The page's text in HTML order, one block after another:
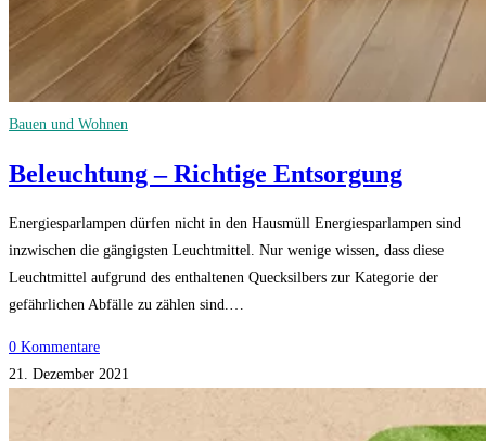
Bauen und Wohnen
Beleuchtung – Richtige Entsorgung
Energiesparlampen dürfen nicht in den Hausmüll Energiesparlampen sind
inzwischen die gängigsten Leuchtmittel. Nur wenige wissen, dass diese
Leuchtmittel aufgrund des enthaltenen Quecksilbers zur Kategorie der
gefährlichen Abfälle zu zählen sind.…
0 Kommentare
21. Dezember 2021